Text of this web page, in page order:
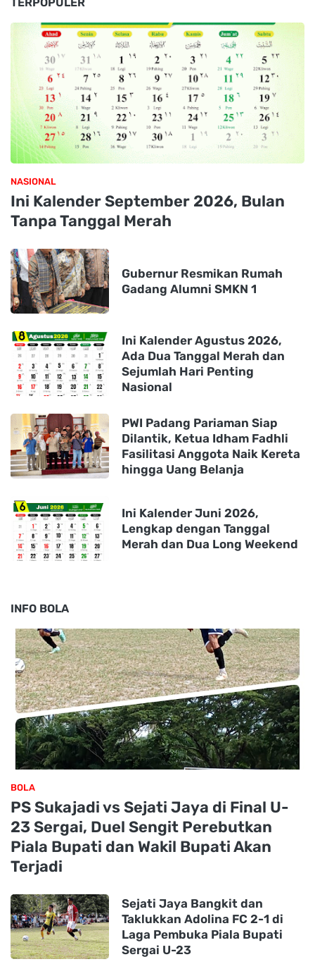
NASIONAL
Ini Kalender September 2026, Bulan
Tanpa Tanggal Merah
Gubernur Resmikan Rumah
Gadang Alumni SMKN 1
Ini Kalender Agustus 2026,
Ada Dua Tanggal Merah dan
Sejumlah Hari Penting
Nasional
PWI Padang Pariaman Siap
Dilantik, Ketua Idham Fadhli
Fasilitasi Anggota Naik Kereta
hingga Uang Belanja
Ini Kalender Juni 2026,
Lengkap dengan Tanggal
Merah dan Dua Long Weekend
INFO BOLA
BOLA
PS Sukajadi vs Sejati Jaya di Final U-
23 Sergai, Duel Sengit Perebutkan
Piala Bupati dan Wakil Bupati Akan
Terjadi
Sejati Jaya Bangkit dan
Taklukkan Adolina FC 2-1 di
Laga Pembuka Piala Bupati
Sergai U-23